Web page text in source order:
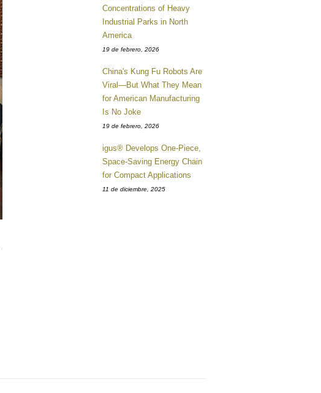
Concentrations of Heavy
Industrial Parks in North
America
19 de febrero, 2026
China's Kung Fu Robots Are
Viral—But What They Mean
for American Manufacturing
Is No Joke
19 de febrero, 2026
igus® Develops One-Piece,
Space-Saving Energy Chain
for Compact Applications
11 de diciembre, 2025